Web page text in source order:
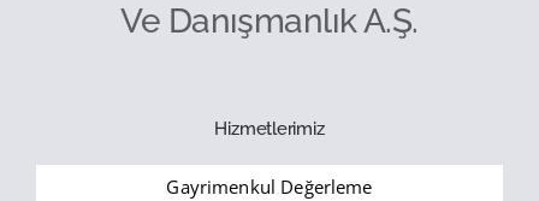
Ve Danışmanlık A.Ş.
Hizmetlerimiz
Gayrimenkul Değerleme